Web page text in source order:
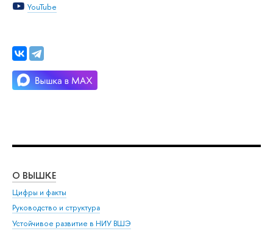
YouTube
О ВЫШКЕ
Цифры и факты
Руководство и структура
Устойчивое развитие в НИУ ВШЭ